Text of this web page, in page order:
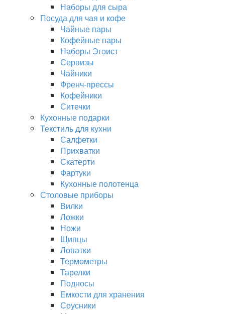
Наборы для сыра
Посуда для чая и кофе
Чайные пары
Кофейные пары
Наборы Эгоист
Сервизы
Чайники
Френч-прессы
Кофейники
Ситечки
Кухонные подарки
Текстиль для кухни
Салфетки
Прихватки
Скатерти
Фартуки
Кухонные полотенца
Столовые приборы
Вилки
Ложки
Ножи
Щипцы
Лопатки
Термометры
Тарелки
Подносы
Емкости для хранения
Соусники